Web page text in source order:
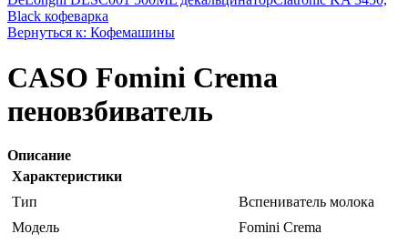
Black кофеварка
Вернуться к: Кофемашины
CASO Fomini Crema
пеновзбиватель
Описание
Характеристики
Тип
Вспениватель молока
Модель
Fomini Crema